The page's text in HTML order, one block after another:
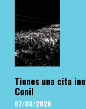
Tienes una cita
Conil
07/08/2026